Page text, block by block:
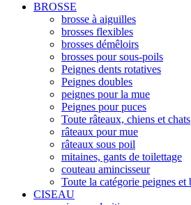
BROSSE
brosse à aiguilles
brosses flexibles
brosses démêloirs
brosses pour sous-poils
Peignes dents rotatives
Peignes doubles
peignes pour la mue
Peignes pour puces
Toute râteaux, chiens et chats
râteaux pour mue
râteaux sous poil
mitaines, gants de toilettage
couteau amincisseur
Toute la catégorie peignes et
CISEAU